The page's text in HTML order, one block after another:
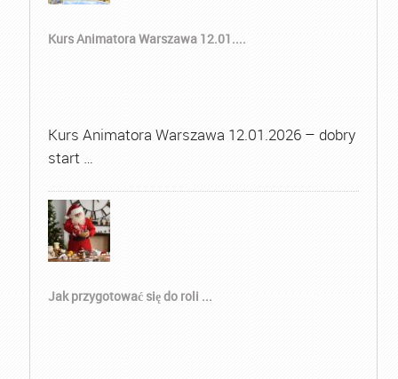
Kurs Animatora Warszawa 12.01....
Kurs Animatora Warszawa 12.01.2026 – dobry
start …
Jak przygotować się do roli ...